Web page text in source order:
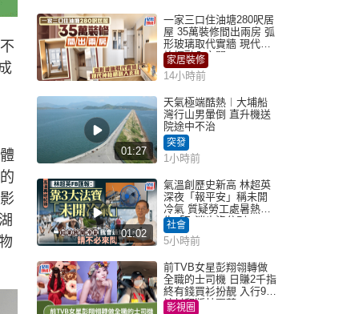
一家三口住油塘280呎居
屋 35萬裝修間出兩房 弧
形玻璃取代實牆 現代神
枱櫃融入玄關
家居裝修
14小時前
01:27
天氣極端酷熱︱大埔船
灣行山男暈倒 直升機送
院途中不治
突發
1小時前
01:02
氣溫創歷史新高 林超英
深夜「報平安」稱未開
冷氣 質疑勞工處暑熱警
告「取消也沒分別」
社會
5小時前
前TVB女星彭翔翎轉做
全職的士司機 日賺2千指
終有錢買衫扮靚 入行9年
被封翻版林夏薇
影視圈